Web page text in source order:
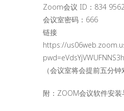
Zoom会议 ID：834
会议室密码：666
链接
https://
（会议室将会提前五分钟
附：ZOOM会议软件安装